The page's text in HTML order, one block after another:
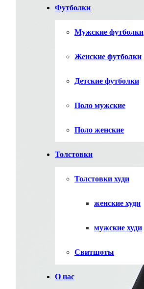
Футболки
Мужские футболки
Женские футболки
Детские футболки
Поло мужские
Поло женские
Толстовки
Толстовки худи
женские худи
мужские худи
Свитшоты
О нас